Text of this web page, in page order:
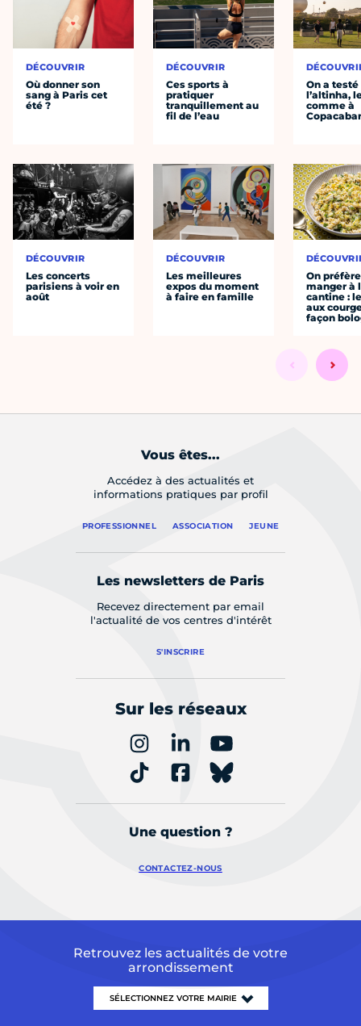
DÉCOUVRIR
Où donner son
sang à Paris cet
été ?
DÉCOUVRIR
Les concerts
parisiens à voir en
août
DÉCOUVRIR
Ces sports à
pratiquer
tranquillement au
fil de l’eau
DÉCOUVRIR
Les meilleures
expos du moment
à faire en famille
On a testé
l’altinha,
comme à
On préfère
manger à
cantine :
aux
façon
Vous êtes...
Accédez à des actualités et
informations pratiques par profil
PROFESSIONNEL ASSOCIATION JEUNE
Les newsletters de Paris
Recevez directement par email
l'actualité de vos centres d'intérêt
S'INSCRIRE
Sur les réseaux
Une question ?
CONTACTEZ-NOUS
Retrouvez les actualités de votre
arrondissement